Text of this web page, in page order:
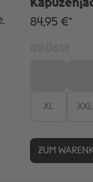
84,95 €*
XL XXL
ZUM